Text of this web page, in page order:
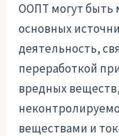
ООПТ могут быть
основных
деятельность,
переработкой
вредных
веществами и